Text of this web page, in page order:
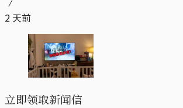
2 天前
立即领取新闻信